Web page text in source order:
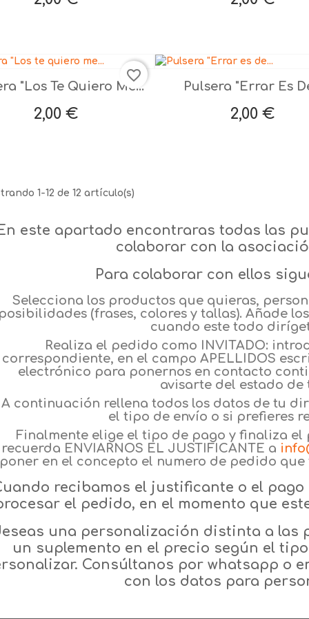
Vista rápida
VerdeLimaAmarillo
"Los Te Quiero Me...
Precio
2,00 €
favorite_border
Vista rápida
VerdeLima
Pulsera "Errar Es
Precio
2,00 €
1-12 de 12 artículo(s)
este apartado encontraras todas las
colaborar con la
Para colaborar con ellos
Selecciona los productos que quieras,
(frases, colores y tallas). Añade
cuando este todo
Realiza el pedido como INVITADO:
correspondiente, en el campo APELLIDOS
electrónico para ponernos en contacto
avisarte del estado de
A continuación rellena todos los datos de tu
el tipo de envío o si prefieres
Finalmente elige el tipo de pago y finaliza
recuerda ENVIARNOS EL JUSTIFICANTE a
en el concepto el numero de pedido
recibamos el justificante o el
el pedido, en el momento que
una personalización distinta a las
un suplemento en el precio según el
Consúltanos por whatsapp o
con los datos para